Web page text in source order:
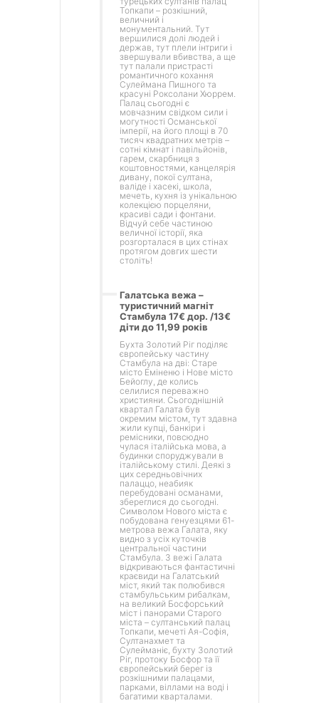
Топкапи – розкішний,
величний і
монументальний. Тут
вершилися долі людей і
держав, тут плели інтриги і
звершували вбивства, а ще
тут палали пристрасті
романтичного кохання
Сулеймана Пишного та
красуні Роксолани Хюррем.
Палац сьогодні є
мовчазним свідком сили і
могутності Османської
імперії, на його площі в 70
тисяч квадратних метрів –
сотні кімнат і павільйонів,
гарем, скарбниця з
коштовностями, канцелярія
дивану, покої султана,
валіде і хасекі, школа,
мечеть, кухня із унікальною
колекцією порцеляни,
красиві сади і фонтани.
Відчуй себе частиною
величної історії, яка
розгорталася в цих стінах
протягом довгих шести
століть!
Галатська вежа –
туристичний магніт
Стамбула 17€ дор. /13€
діти до 11,99 років
Бухта Золотий Ріг поділяє
європейську частину
Стамбула на дві: Старе
місто Еміненю і Нове місто
Бейоглу, де колись
селилися переважно
християни. Сьогоднішній
квартал Галата був
окремим містом, тут здавна
жили купці, банкіри і
ремісники, повсюдно
чулася італійська мова, а
будинки споруджували в
італійському стилі. Деякі з
цих середньовічних
палаццо, неабияк
перебудовані османами,
збереглися до сьогодні.
Символом Нового міста є
побудована генуезцями 61-
метрова вежа Галата, яку
видно з усіх куточків
центральної частини
Стамбула. З вежі Галата
відкриваються фантастичні
краєвиди на Галатський
міст, який так полюбився
стамбульським рибалкам,
на великий Босфорський
міст і панорами Старого
міста – султанський палац
Топкапи, мечеті Ая-Софія,
Султанахмет та
Сулейманіє, бухту Золотий
Ріг, протоку Босфор та її
європейський берег із
розкішними палацами,
парками, віллами на воді і
багатими кварталами.